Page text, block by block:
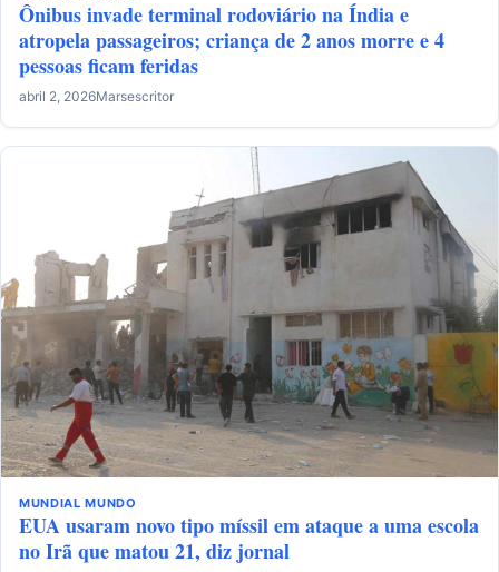
Ônibus invade terminal rodoviário na Índia e
atropela passageiros; criança de 2 anos morre e 4
pessoas ficam feridas
abril 2, 2026Marsescritor
MUNDIAL MUNDO
EUA usaram novo tipo míssil em ataque a uma escola
no Irã que matou 21, diz jornal